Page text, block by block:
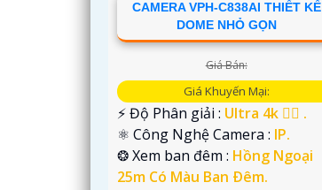
CAMERA VPH-C838AI THIẾT KẾ
DOME NHỎ GỌN
Giá Bán:
Giá Khuyến Mại:
️⚡ Độ Phân giải : Ultra 4k 👍🏾 .
⚛️ Công Nghệ Camera : IP.
❂ Xem ban đêm : Hồng Ngoại
25m Có Màu Ban Ðêm.